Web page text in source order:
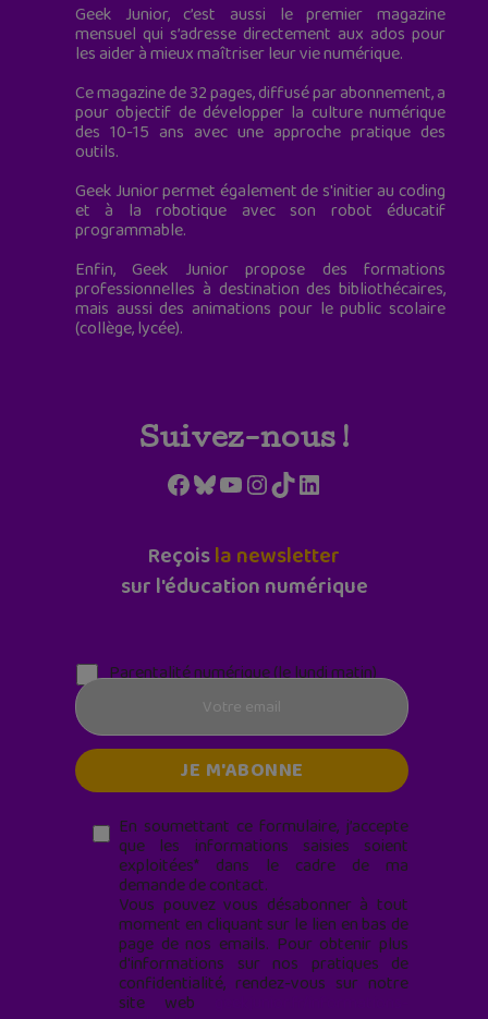
Geek Junior, c’est aussi le premier magazine
mensuel qui s’adresse directement aux ados pour
les aider à mieux maîtriser leur vie numérique.
Ce magazine de 32 pages, diffusé par abonnement, a
pour objectif de développer la culture numérique
des 10-15 ans avec une approche pratique des
outils.
Geek Junior permet également de s'initier au coding
et à la robotique avec son robot éducatif
programmable.
Enfin, Geek Junior propose des formations
professionnelles à destination des bibliothécaires,
mais aussi des animations pour le public scolaire
(collège, lycée).
Suivez-nous !
Facebook
Bluesky
YouTube
Instagram
TikTokLinkedIn
Reçoisla newsletter
sur l'éducation numérique
Parentalité numérique (le lundi matin)
En soumettant ce formulaire, j’accepte
que les informations saisies soient
exploitées* dans le cadre de ma
demande de contact.
Vous pouvez vous désabonner à tout
moment en cliquant sur le lien en bas de
page de nos emails. Pour obtenir plus
d'informations sur nos pratiques de
confidentialité, rendez-vous sur notre
site web